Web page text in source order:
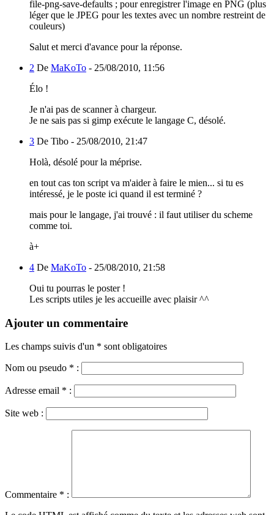
file-png-save-defaults ; pour enregistrer l'image en PNG (plus
léger que le JPEG pour les textes avec un nombre restreint de
couleurs)
Salut et merci d'avance pour la réponse.
2 De MaKoTo - 25/08/2010, 11:56
Élo !
Je n'ai pas de scanner à chargeur.
Je ne sais pas si gimp exécute le langage C, désolé.
3 De Tibo - 25/08/2010, 21:47
Holà, désolé pour la méprise.
en tout cas ton script va m'aider à faire le mien... si tu es
intéressé, je le poste ici quand il est terminé ?
mais pour le langage, j'ai trouvé : il faut utiliser du scheme
comme toi.
à+
4 De MaKoTo - 25/08/2010, 21:58
Oui tu pourras le poster !
Les scripts utiles je les accueille avec plaisir ^^
Ajouter un commentaire
Les champs suivis d'un * sont obligatoires
Nom ou pseudo * :
Adresse email * :
Site web :
Commentaire * :